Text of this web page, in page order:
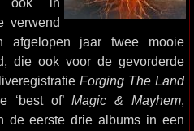
verwend
afgelopen jaar twee mooie
die ook voor de gevorderde
Forging The Land
‘best of’Magic & Mayhem,
de eerste drie albums in een